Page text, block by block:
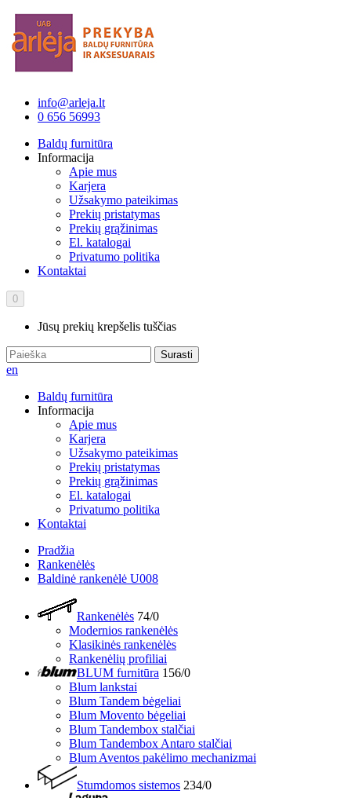
info@arleja.lt
0 656 56993
Baldų furnitūra
Informacija
Apie mus
Karjera
Užsakymo pateikimas
Prekių pristatymas
Prekių grąžinimas
El. katalogai
Privatumo politika
Kontaktai
0
Jūsų prekių krepšelis tuščias
Surasti
en
Baldų furnitūra
Informacija
Apie mus
Karjera
Užsakymo pateikimas
Prekių pristatymas
Prekių grąžinimas
El. katalogai
Privatumo politika
Kontaktai
Pradžia
Rankenėlės
Baldinė rankenėlė U008
Rankenėlės 74/0
Modernios rankenėlės
Klasikinės rankenėlės
Rankenėlių profiliai
BLUM furnitūra 156/0
Blum lankstai
Blum Tandem bėgeliai
Blum Movento bėgeliai
Blum Tandembox stalčiai
Blum Tandembox Antaro stalčiai
Blum Aventos pakėlimo mechanizmai
Stumdomos sistemos 234/0